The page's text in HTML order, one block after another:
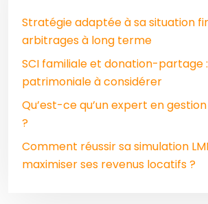
Stratégie adaptée à sa situation
arbitrages à long terme
SCI familiale et donation-partage
patrimoniale à considérer
Qu’est-ce qu’un expert en
?
Comment réussir sa simulation
maximiser ses revenus locatifs ?